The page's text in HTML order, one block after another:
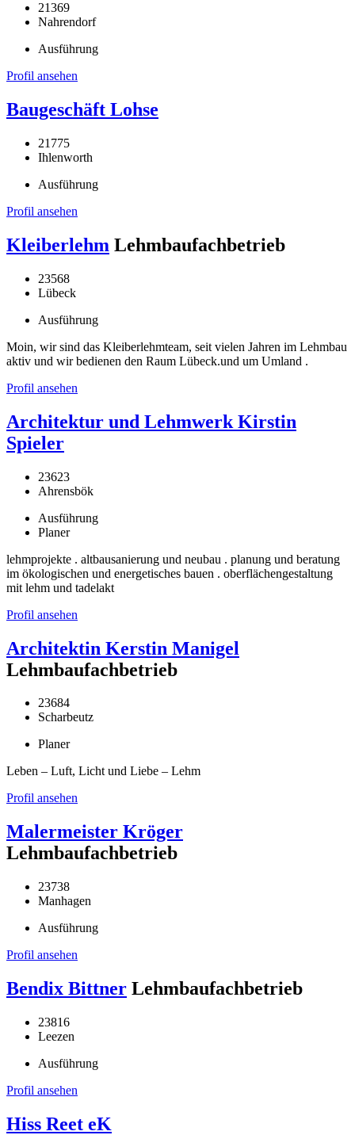
21369
Nahrendorf
Ausführung
Profil ansehen
Baugeschäft Lohse
21775
Ihlenworth
Ausführung
Profil ansehen
Kleiberlehm Lehmbaufachbetrieb
23568
Lübeck
Ausführung
Moin, wir sind das Kleiberlehmteam, seit vielen Jahren im Lehmbau
aktiv und wir bedienen den Raum Lübeck.und um Umland .
Profil ansehen
Architektur und Lehmwerk Kirstin
Spieler
23623
Ahrensbök
Ausführung
Planer
lehmprojekte . altbausanierung und neubau . planung und beratung
im ökologischen und energetisches bauen . oberflächengestaltung
mit lehm und tadelakt
Profil ansehen
Architektin Kerstin Manigel
Lehmbaufachbetrieb
23684
Scharbeutz
Planer
Leben – Luft, Licht und Liebe – Lehm
Profil ansehen
Malermeister Kröger
Lehmbaufachbetrieb
23738
Manhagen
Ausführung
Profil ansehen
Bendix Bittner Lehmbaufachbetrieb
23816
Leezen
Ausführung
Profil ansehen
Hiss Reet eK